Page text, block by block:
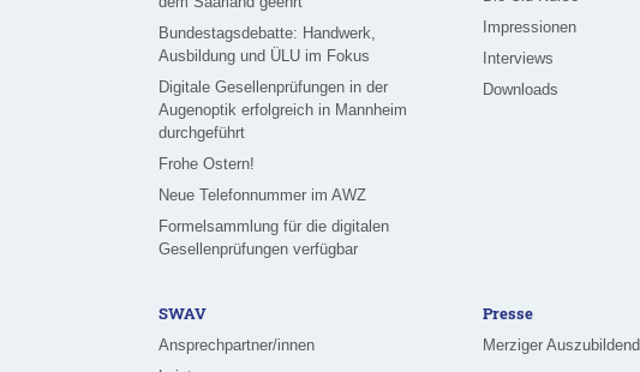
Bundestagsdebatte: Handwerk,
Ausbildung und ÜLU im Fokus
Digitale Gesellenprüfungen in der
Augenoptik erfolgreich in Mannheim
durchgeführt
Frohe Ostern!
Neue Telefonnummer im AWZ
Formelsammlung für die digitalen
Gesellenprüfungen verfügbar
Impressionen
Interviews
Downloads
SWAV
Ansprechpartner/innen
Presse